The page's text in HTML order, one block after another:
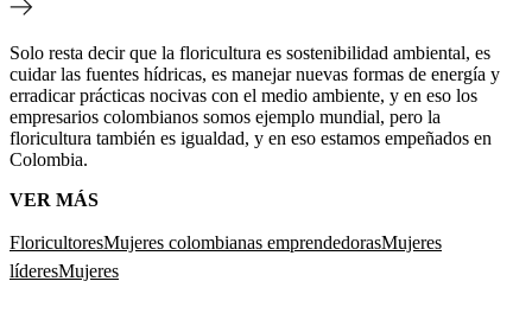
Solo resta decir que la floricultura es sostenibilidad ambiental, es
cuidar las fuentes hídricas, es manejar nuevas formas de energía y
erradicar prácticas nocivas con el medio ambiente, y en eso los
empresarios colombianos somos ejemplo mundial, pero la
floricultura también es igualdad, y en eso estamos empeñados en
Colombia.
VER MÁS
FloricultoresMujeres colombianas emprendedorasMujeres
líderesMujeres